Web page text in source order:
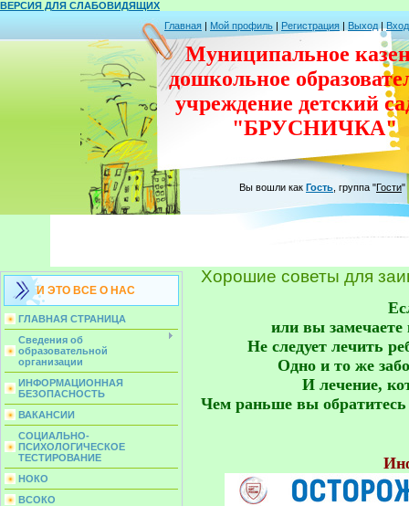
ВЕРСИЯ ДЛЯ СЛАБОВИДЯЩИХ
Главная | Мой профиль | Регистрация | Выход | Вход
Муниципальное
дошкольное
учреждение детский
"БРУСНИЧКА"
Вы вошли как Гость группа "Гости"
И ЭТО ВСЕ О НАС
ГЛАВНАЯ СТРАНИЦА
Сведения об
образовательной
организации
ИНФОРМАЦИОННАЯ
БЕЗОПАСНОСТЬ
ВАКАНСИИ
СОЦИАЛЬНО-
ПСИХОЛОГИЧЕСКОЕ
ТЕСТИРОВАНИЕ
НОКО
ВСОКО
Хорошие советы для
или вы
Не следует лечить
Одно и то же
И лечение,
Чем раньше вы